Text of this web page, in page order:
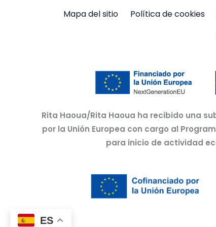
Mapa del sitio Política de cookies
Rita Haoua/Rita Haoua ha recibido una
por la Unión Europea con cargo al
para inicio de actividad
ES